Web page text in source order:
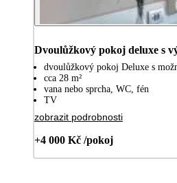
Dvoulůžkový pokoj deluxe s
dvoulůžkový pokoj Deluxe s
cca 28 m²
vana nebo sprcha, WC, fén
TV
zobrazit podrobnosti
+4 000 Kč /pokoj